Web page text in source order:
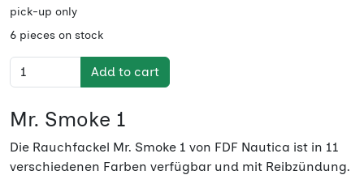
pick-up only
6 pieces on stock
Add to cart
Mr. Smoke 1
Die Rauchfackel Mr. Smoke 1 von FDF Nautica ist in 11
verschiedenen Farben verfügbar und mit Reibzündung.